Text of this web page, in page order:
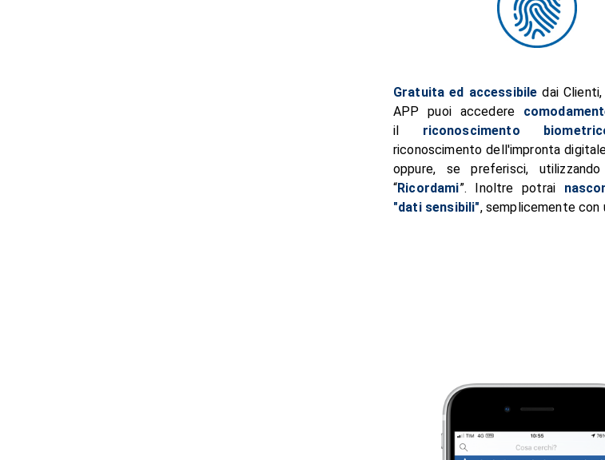
Gratuita ed accessibile dai
APP puoi accedere
il riconoscimento
riconoscimento dell'impronta
oppure, se preferisci,
“Ricordami”. Inoltre potrai
"dati sensibili", semplicemente con